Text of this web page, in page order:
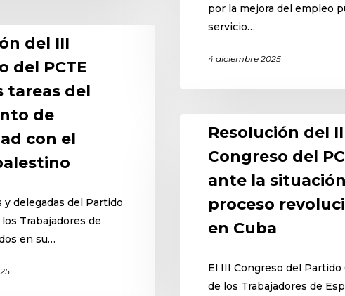
por la mejora del empleo
servicio…
4 diciembre 2025
del III
del PCTE
tareas del
de
con el
y delegadas del Partido
Trabajadores de
en su…
Resolución del
Congreso del
ante la
proceso
en Cuba
El III Congreso del Partido
de los Trabajadores de